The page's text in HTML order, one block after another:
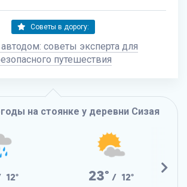
Советы в дорогу:
советы эксперта для
путешествия
на стоянке у деревни Сизая
12°
23° / 12°